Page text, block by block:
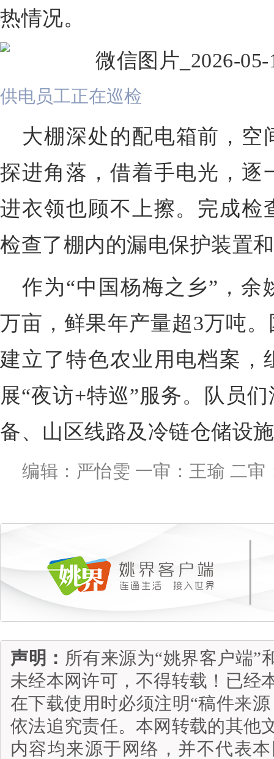
热情况。
供电员工正在巡检
大棚深处的配电箱前，空
探进角落，借着手电光，逐
进衣领也顾不上擦。完成检
检查了棚内的漏电保护装置
作为“中国杨梅之乡”，余
万亩，鲜果年产量超3万吨
建立了特色农业用电档案，
展“夜访+特巡”服务。队员
备、山区线路及冷链仓储设
编辑：严怡雯 一审：王瑜 二审
声明： 所有来源为“姚界客户端”
未经本网许可，不得转载！已经
在下载使用时必须注明“稿件来
依法追究责任。本网转载的其他
内容均来源于网络，并不代表